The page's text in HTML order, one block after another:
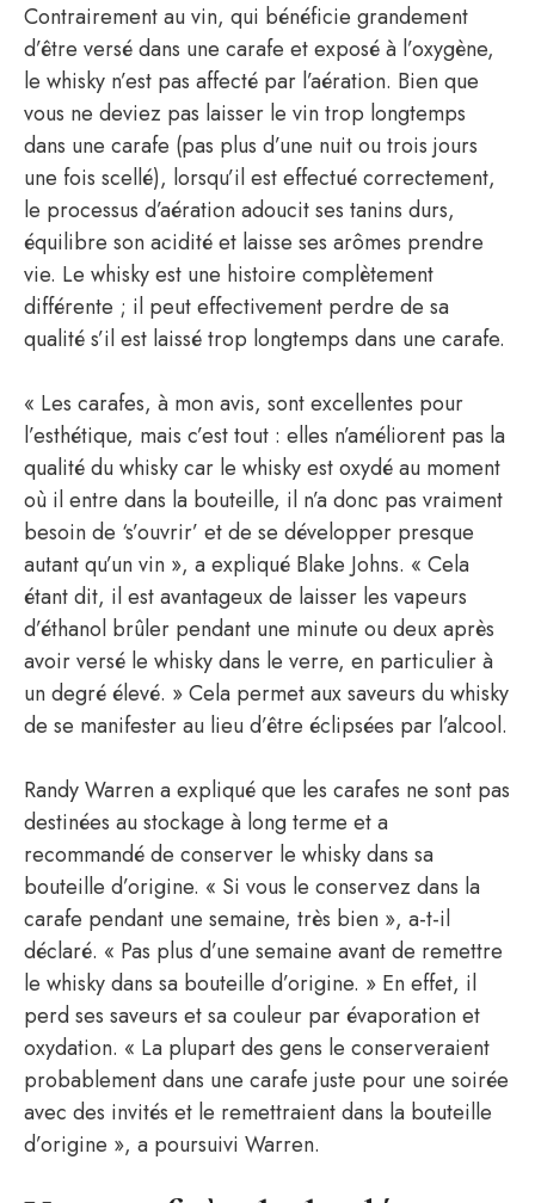
Contrairement au vin, qui bénéficie grandement
d’être versé dans une carafe et exposé à l’oxygène,
le whisky n’est pas affecté par l’aération. Bien que
vous ne deviez pas laisser le vin trop longtemps
dans une carafe (pas plus d’une nuit ou trois jours
une fois scellé), lorsqu’il est effectué correctement,
le processus d’aération adoucit ses tanins durs,
équilibre son acidité et laisse ses arômes prendre
vie. Le whisky est une histoire complètement
différente ; il peut effectivement perdre de sa
qualité s’il est laissé trop longtemps dans une carafe.
« Les carafes, à mon avis, sont excellentes pour
l’esthétique, mais c’est tout : elles n’améliorent pas la
qualité du whisky car le whisky est oxydé au moment
où il entre dans la bouteille, il n’a donc pas vraiment
besoin de ‘s’ouvrir’ et de se développer presque
autant qu’un vin », a expliqué Blake Johns. « Cela
étant dit, il est avantageux de laisser les vapeurs
d’éthanol brûler pendant une minute ou deux après
avoir versé le whisky dans le verre, en particulier à
un degré élevé. » Cela permet aux saveurs du whisky
de se manifester au lieu d’être éclipsées par l’alcool.
Randy Warren a expliqué que les carafes ne sont pas
destinées au stockage à long terme et a
recommandé de conserver le whisky dans sa
bouteille d’origine. « Si vous le conservez dans la
carafe pendant une semaine, très bien », a-t-il
déclaré. « Pas plus d’une semaine avant de remettre
le whisky dans sa bouteille d’origine. » En effet, il
perd ses saveurs et sa couleur par évaporation et
oxydation. « La plupart des gens le conserveraient
probablement dans une carafe juste pour une soirée
avec des invités et le remettraient dans la bouteille
d’origine », a poursuivi Warren.